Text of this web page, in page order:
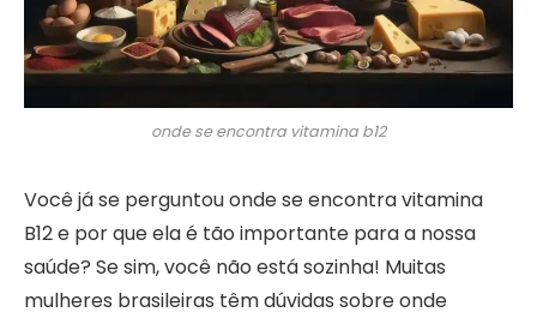
onde se encontra vitamina b12
Você já se perguntou onde se encontra vitamina
B12 e por que ela é tão importante para a nossa
saúde? Se sim, você não está sozinha! Muitas
mulheres brasileiras têm dúvidas sobre onde